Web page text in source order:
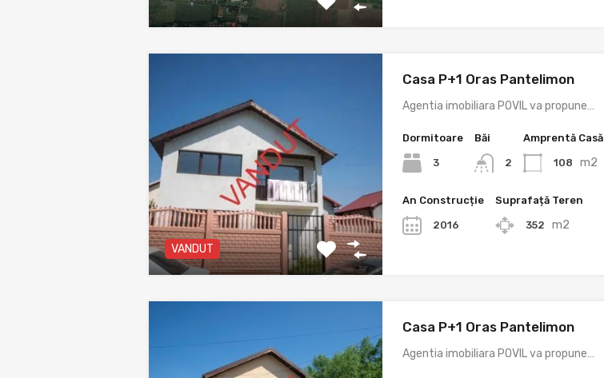
VANDUT
Casa P+1 Oras Pantelimon
Agentia imobiliara POVIL va propune…
Dormitoare
3
Băi
2
Amprentă Casă
108 m2
An Construcție
2016
Suprafață Teren
352 m2
Casa P+1 Oras Pantelimon
Agentia imobiliara POVIL va propune…